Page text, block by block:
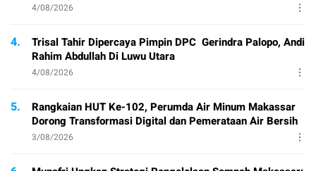
4/08/2026
4.
Trisal Tahir Dipercaya Pimpin DPC Gerindra Palopo, Andi
Rahim Abdullah Di Luwu Utara
4/08/2026
5.
Rangkaian HUT Ke-102, Perumda Air Minum Makassar
Dorong Transformasi Digital dan Pemerataan Air Bersih
3/08/2026